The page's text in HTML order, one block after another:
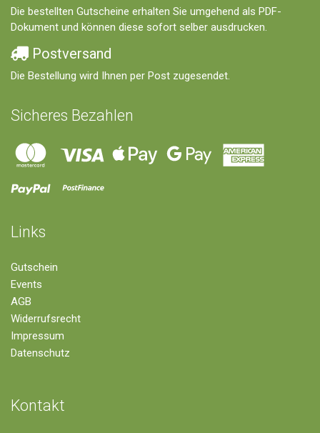
Die bestellten Gutscheine erhalten Sie umgehend als PDF-
Dokument und können diese sofort selber ausdrucken.
Postversand
Die Bestellung wird Ihnen per Post zugesendet.
Sicheres Bezahlen
Links
Gutschein
Events
AGB
Widerrufsrecht
Impressum
Datenschutz
Kontakt